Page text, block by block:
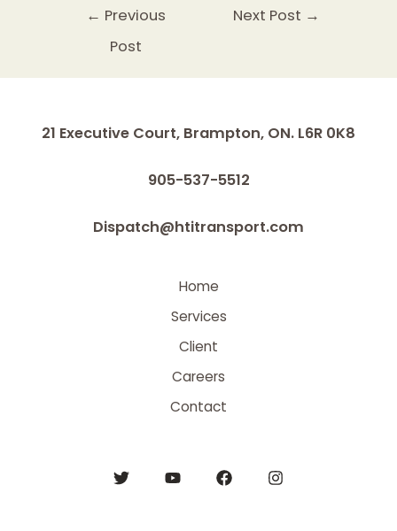
← Previous
Post
Next Post →
21 Executive Court, Brampton, ON. L6R 0K8
905-537-5512
Dispatch@htitransport.com
Home
Services
Client
Careers
Contact